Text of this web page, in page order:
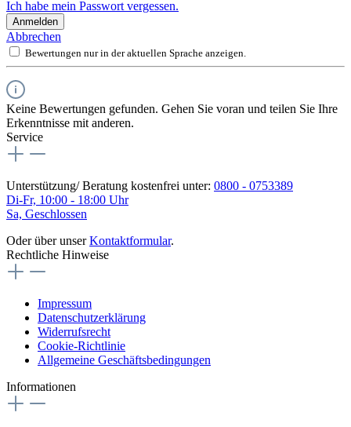
Ich habe mein Passwort vergessen.
Anmelden
Abbrechen
Bewertungen nur in der aktuellen Sprache anzeigen.
Keine Bewertungen gefunden. Gehen Sie voran und teilen Sie Ihre
Erkenntnisse mit anderen.
Service
Unterstützung/ Beratung kostenfrei unter: 0800 - 0753389
Di-Fr, 10:00 - 18:00 Uhr
Sa, Geschlossen
Oder über unserKontaktformular.
Rechtliche Hinweise
Impressum
Datenschutzerklärung
Widerrufsrecht
Cookie-Richtlinie
Allgemeine Geschäftsbedingungen
Informationen